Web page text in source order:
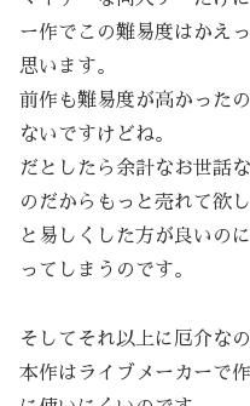
ー作でこの難易度はかえ
思います。
前作も難易度が高かった
ないですけどね。
だとしたら余計なお世話
のだからもっと売れて欲
と易しくした方が良いの
ってしまうのです。
そしてそれ以上に厄介な
本作はライブメーカーで